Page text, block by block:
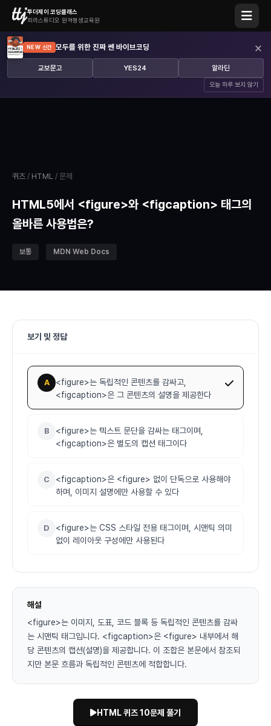
투더제이 코딩클래스
피라스튜디오 원격평생교육원
NEW 신간 모두를 위한 진짜 쎈 바이브코딩
교보문고 YES24 알라딘
오늘 하루 보지 않기
×
퀴즈 / HTML / 문제
HTML5에서 <figure>와 <figcaption> 태그의
올바른 사용법은?
보통 MDN Web Docs
보기 및 정답
A
<figure>는 독립적인 콘텐츠를 감싸고,
<figcaption>은 그 콘텐츠의 설명을 제공한다
B
<figure>는 텍스트 문단을 감싸는 태그이며,
<figcaption>은 별도의 캡션 태그이다
C
<figcaption>은 <figure> 없이 단독으로 사용해야
하며, 이미지 설명에만 사용할 수 있다
D
<figure>는 CSS 스타일 전용 태그이며, 시맨틱 의미
없이 레이아웃 구성에만 사용된다
해설
<figure>는 이미지, 도표, 코드 블록 등 독립적인 콘텐츠를 감싸
는 시맨틱 태그입니다. <figcaption>은 <figure> 내부에서 해
당 콘텐츠의 캡션(설명)을 제공합니다. 이 조합은 본문에서 참조되
지만 본문 흐름과 독립적인 콘텐츠에 적합합니다.
HTML 퀴즈 10문제 풀기